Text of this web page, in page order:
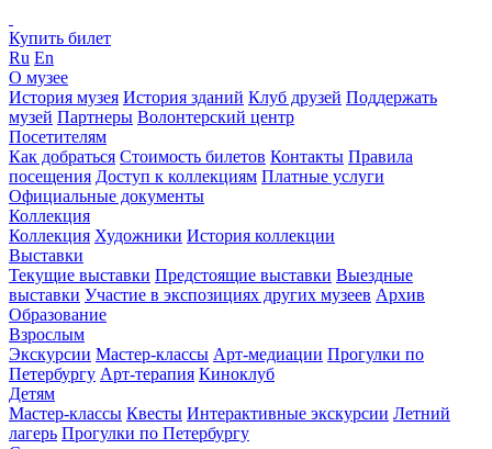
Купить билет
Ru En
О музее
История музея История зданий Клуб друзей Поддержать
музей Партнеры Волонтерский центр
Посетителям
Как добраться Стоимость билетов Контакты Правила
посещения Доступ к коллекциям Платные услуги
Официальные документы
Коллекция
Коллекция Художники История коллекции
Выставки
Текущие выставки Предстоящие выставки Выездные
выставки Участие в экспозициях других музеев Архив
Образование
Взрослым
Экскурсии Мастер-классы Арт-медиации Прогулки по
Петербургу Арт-терапия Киноклуб
Детям
Мастер-классы Квесты Интерактивные экскурсии Летний
лагерь Прогулки по Петербургу